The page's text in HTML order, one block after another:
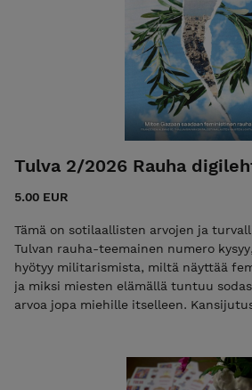
kaunista taidetta rumista asioista. +50 sivun edestä
feminististä journalismia, esseitä,
Tulva 2/2026 Rauha
5.00 EUR
Tämä on sotilaallisten arvojen ja
Tulvan rauha-teemainen numero
hyötyy militarismista, miltä näyttää
ja miksi miesten elämällä tuntuu
arvoa jopa miehille itselleen. Kansijutussa puhuu YK:n
Henkilökuvassa pitkän linjan